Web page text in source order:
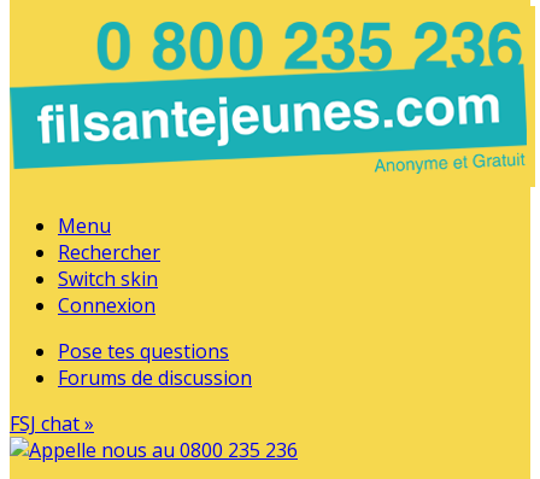
Menu
Rechercher
Switch skin
Connexion
Pose tes questions
Forums de discussion
FSJ chat »